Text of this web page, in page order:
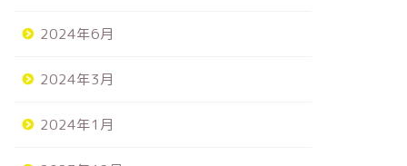
2024年6月
2024年3月
2024年1月